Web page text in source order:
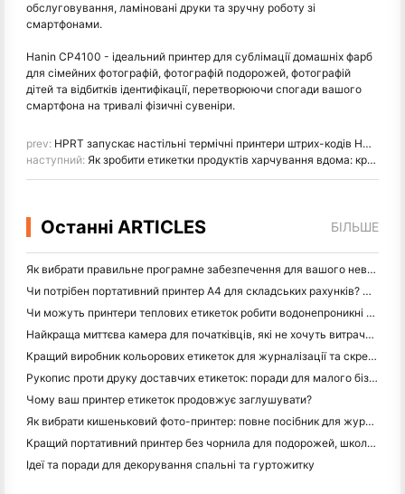
обслуговування, ламіновані друки та зручну роботу зі
смартфонами.
Hanin CP4100 - ідеальний принтер для сублімації домашніх фарб
для сімейних фотографій, фотографій подорожей, фотографій
дітей та відбитків ідентифікації, перетворюючи спогади вашого
смартфона на тривалі фізичні сувеніри.
prev: HPRT запускає настільні термічні принтери штрих-кодів HD600, HD700 та HD700 PLUS для розумнішої маркування бізнесу
наступний: Як зробити етикетки продуктів харчування вдома: кроковий посібник для малого харчового бізнесу
Останні ARTICLES БІЛЬШЕ
Як вибрати правильне програмне забезпечення для вашого невеликого або середнього ресторану
Чи потрібен портативний принтер A4 для складських рахунків? Що дійсно працює
Чи можуть принтери теплових етикеток робити водонепроникні етикетки для продуктів малого бізнесу?
Найкраща миттєва камера для початківців, які не хочуть витрачати папір
Кращий виробник кольорових етикеток для журналізації та скрепбукінгу: додайте більше кольору на кожну сторінку
Рукопис проти друку доставчих етикеток: поради для малого бізнесу в 2026 році
Чому ваш принтер етикеток продовжує заглушувати?
Як вибрати кишеньковий фото-принтер: повне посібник для журналістів, подорожей та користувачів iPhone
Кращий портативний принтер без чорнила для подорожей, школи та мобільної роботи: огляд Hanin MT620 Pro
Ідеї та поради для декорування спальні та гуртожитку